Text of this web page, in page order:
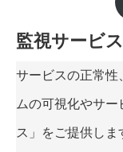
監視サービス
サービスの正常性
ムの可視化やサ
ス」をご提供しま